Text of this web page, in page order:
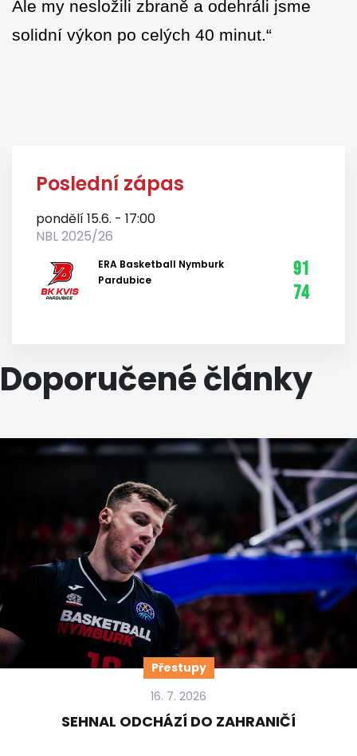
Ale my nesložili zbraně a odehráli jsme
solidní výkon po celých 40 minut.“
Poslední zápas
pondělí 15.6. - 17:00
NBL 2025/26
ERA Basketball Nymburk
Pardubice
91
74
Doporučené články
Přestupy
16. 7. 2026
SEHNAL ODCHÁZÍ DO ZAHRANIČÍ